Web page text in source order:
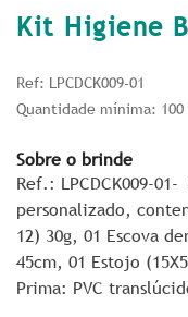
Kit Higiene
Ref: LPCDCK009-01
Quantidade mínima: 100
Sobre o brinde
Ref.: LPCDCK009-
personalizado,
12) 30g, 01 Escova
45cm, 01 Estojo
Prima: PVC